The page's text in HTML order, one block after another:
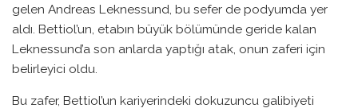
gelen Andreas Leknessund, bu sefer de podyumda yer
aldı. Bettiol’un, etabın büyük bölümünde geride kalan
Leknessund’a son anlarda yaptığı atak, onun zaferi için
belirleyici oldu.
Bu zafer, Bettiol’un kariyerindeki dokuzuncu galibiyeti